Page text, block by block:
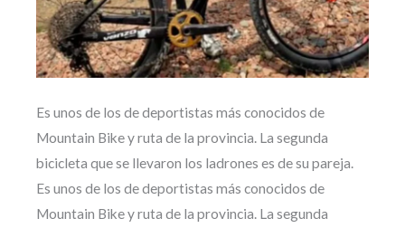
Es unos de los de deportistas más conocidos de
Mountain Bike y ruta de la provincia. La segunda
bicicleta que se llevaron los ladrones es de su pareja.
Es unos de los de deportistas más conocidos de
Mountain Bike y ruta de la provincia. La segunda